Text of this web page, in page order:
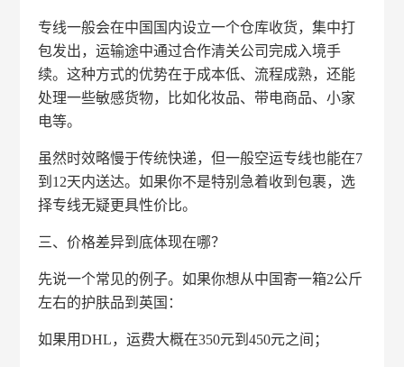
专线一般会在中国国内设立一个仓库收货，集中打
包发出，运输途中通过合作清关公司完成入境手
续。这种方式的优势在于成本低、流程成熟，还能
处理一些敏感货物，比如化妆品、带电商品、小家
电等。
虽然时效略慢于传统快递，但一般空运专线也能在7
到12天内送达。如果你不是特别急着收到包裹，选
择专线无疑更具性价比。
三、价格差异到底体现在哪？
先说一个常见的例子。如果你想从中国寄一箱2公斤
左右的护肤品到英国：
如果用DHL，运费大概在350元到450元之间；